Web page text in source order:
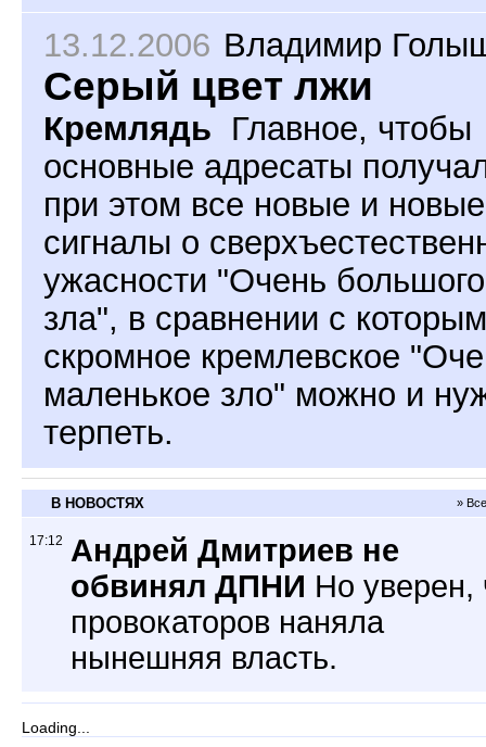
13.12.2006 Владимир
Серый цвет лжи
Кремлядь
Главное, чтобы
основные адресаты
при этом все новые и новые
сигналы о
ужасности "Очень большого
зла", в сравнении с которым
скромное кремлевское
маленькое зло" можно и
терпеть.
В НОВОСТЯХ »
17:12
Андрей Дмитриев не
обвинял ДПНИ Но уверен,
провокаторов наняла
нынешняя власть.
Loading...